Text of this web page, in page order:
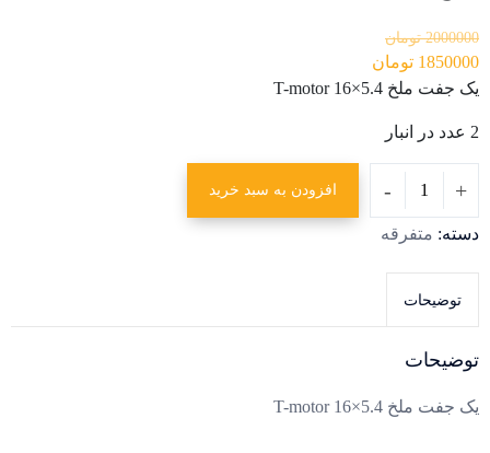
2000000 تومان
1850000 تومان
یک جفت ملخ T-motor 16×5.4
2 عدد در انبار
motor
عدد
+
- افزودن به سبد خرید
دسته: متفرقه
توضیحات
توضیحات
یک جفت ملخ T-motor 16×5.4